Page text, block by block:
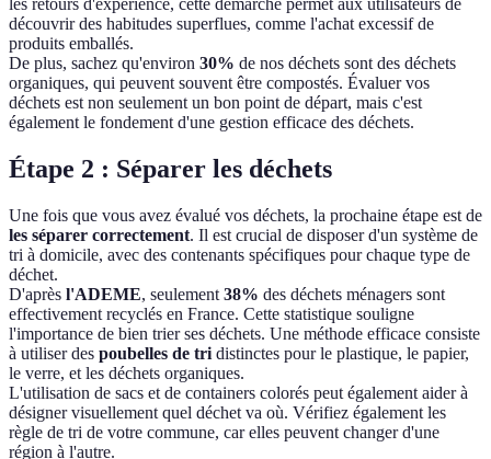
les retours d'expérience, cette démarche permet aux utilisateurs de
découvrir des habitudes superflues, comme l'achat excessif de
produits emballés.
De plus, sachez qu'environ 30% de nos déchets sont des déchets
organiques, qui peuvent souvent être compostés. Évaluer vos
déchets est non seulement un bon point de départ, mais c'est
également le fondement d'une gestion efficace des déchets.
Étape 2 : Séparer les déchets
Une fois que vous avez évalué vos déchets, la prochaine étape est de
les séparer correctement. Il est crucial de disposer d'un système de
tri à domicile, avec des contenants spécifiques pour chaque type de
déchet.
D'après l'ADEME, seulement 38% des déchets ménagers sont
effectivement recyclés en France. Cette statistique souligne
l'importance de bien trier ses déchets. Une méthode efficace consiste
à utiliser des poubelles de tri distinctes pour le plastique, le papier,
le verre, et les déchets organiques.
L'utilisation de sacs et de containers colorés peut également aider à
désigner visuellement quel déchet va où. Vérifiez également les
règle de tri de votre commune, car elles peuvent changer d'une
région à l'autre.